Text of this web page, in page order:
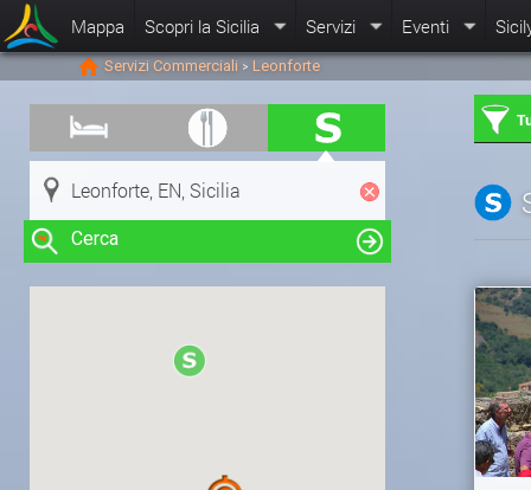
Mappa Scopri la Sicilia Servizi Eventi
Servizi Commerciali > Leonforte
Cerca
Clicca su una risorsa nella mappa